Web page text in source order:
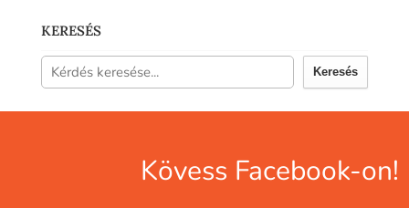
KERESÉS
Keresés
Kövess Facebook-on!